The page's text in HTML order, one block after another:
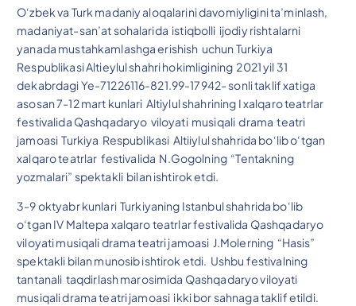
O‘zbek va Turk madaniy aloqalarini davomiyligini ta’minlash,
madaniyat-san’at sohalarida istiqbolli ijodiy rishtalarni
yanada mustahkamlashga erishish uchun Turkiya
Respublikasi Altieylul shahri hokimligining 2021 yil 31
dekabrdagi Ye-71226116-821.99-17942- sonli taklif xatiga
asosan 7-12 mart kunlari Altiylul shahrining I xalqaro teatrlar
festivalida Qashqadaryo viloyati musiqali drama teatri
jamoasi Turkiya Respublikasi Altiiylul shahrida bo‘lib o‘tgan
xalqaro teatrlar festivalida N.Gogolning “Tentakning
yozmalari” spektakli bilan ishtirok etdi.
3-9 oktyabr kunlari Turkiyaning Istanbul shahrida bo‘lib
o‘tgan IV Maltepa xalqaro teatrlar festivalida Qashqadaryo
viloyati musiqali drama teatri jamoasi J.Molerning “Hasis”
spektakli bilan munosib ishtirok etdi. Ushbu festivalning
tantanali taqdirlash marosimida Qashqadaryo viloyati
musiqali drama teatri jamoasi ikki bor sahnaga taklif etildi.